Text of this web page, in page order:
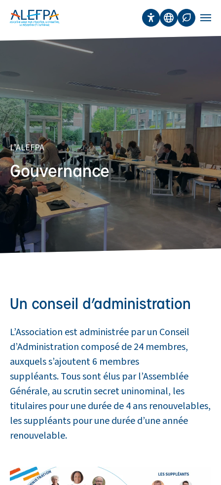
Aller au contenu principal
Accessibilité
Traduction
Affichage
L’ALEFPA
Gouvernance
Un conseil d’administration
L’Association est administrée par un Conseil
d’Administration composé de 24 membres,
auxquels s’ajoutent 6 membres
suppléants. Tous sont élus par l’Assemblée
Générale, au scrutin secret uninominal, les
titulaires pour une durée de 4 ans renouvelables,
les suppléants pour une durée d’une année
renouvelable.